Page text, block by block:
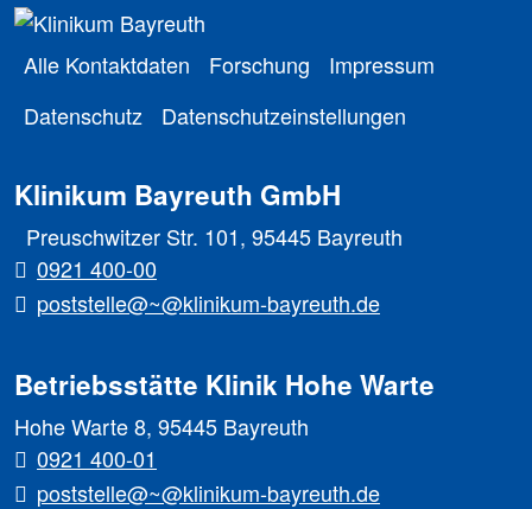
Alle Kontaktdaten Forschung
Impressum
Datenschutz
Datenschutzeinstellungen
Klinikum Bayreuth GmbH
Preuschwitzer Str. 101, 95445 Bayreuth
0921 400-00
poststelle@~@klinikum-bayreuth.de
Betriebsstätte Klinik Hohe Warte
Hohe Warte 8, 95445 Bayreuth
0921 400-01
poststelle@~@klinikum-bayreuth.de